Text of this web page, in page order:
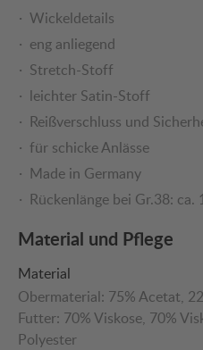
Wickeldetails
eng anliegend
Stretch-Stoff
leichter Satin-Stoff
Reißverschluss und
für schicke Anlässe
Made in Germany
Rückenlänge bei Gr.38: ca.
Material und Pflege
Material
Obermaterial: 75% Acetat,
Futter: 70% Viskose, 70%
Polyester